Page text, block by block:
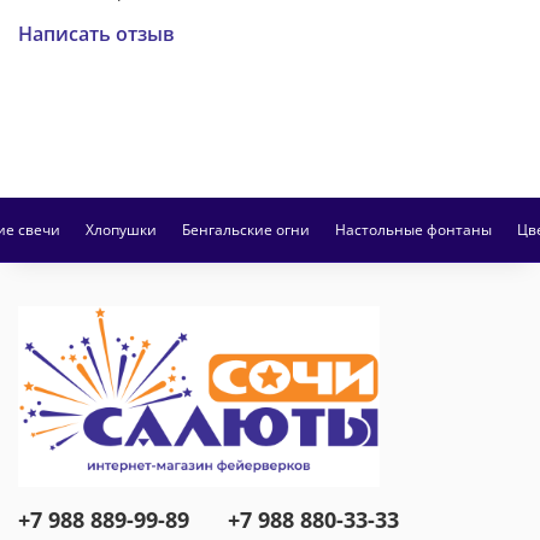
Написать отзыв
свечи Хлопушки Бенгальские огни Настольные фонтаны
+7 988 889-99-89 +7 988 880-33-33